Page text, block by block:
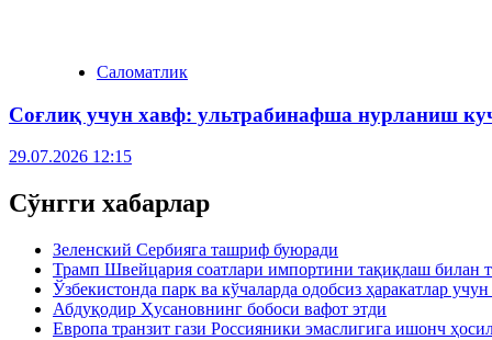
Саломатлик
Соғлиқ учун хавф: ультрабинафша нурланиш
29.07.2026 12:15
Сўнгги хабарлар
Зеленский Сербияга ташриф буюради
Трамп Швейцария соатлари импортини тақиқлаш билан
Ўзбекистонда парк ва кўчаларда одобсиз ҳаракатлар
Абдуқодир Ҳусановнинг бобоси вафот этди
Европа транзит гази Россияники эмаслигига ишонч